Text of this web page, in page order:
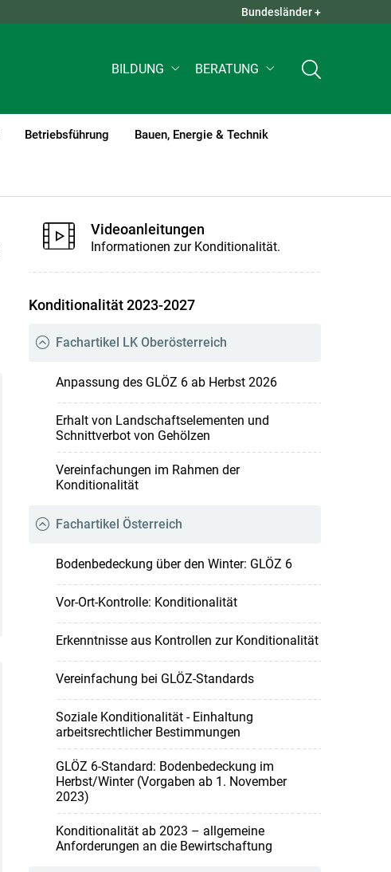
QUICK LINKS +
Bundesländer +
BILDUNG BERATUNG
Betriebsführung Bauen, Energie & Technik
Videoanleitungen
Informationen zur Konditionalität.
Konditionalität 2023-2027
Fachartikel LK Oberösterreich
Anpassung des GLÖZ 6 ab Herbst 2026
Erhalt von Landschaftselementen und
Schnittverbot von Gehölzen
Vereinfachungen im Rahmen der
Konditionalität
Fachartikel Österreich
Bodenbedeckung über den Winter: GLÖZ 6
Vor-Ort-Kontrolle: Konditionalität
Erkenntnisse aus Kontrollen zur Konditionalität
Vereinfachung bei GLÖZ-Standards
Soziale Konditionalität - Einhaltung
arbeitsrechtlicher Bestimmungen
GLÖZ 6-Standard: Bodenbedeckung im
Herbst/Winter (Vorgaben ab 1. November
2023)
Konditionalität ab 2023 – allgemeine
Anforderungen an die Bewirtschaftung